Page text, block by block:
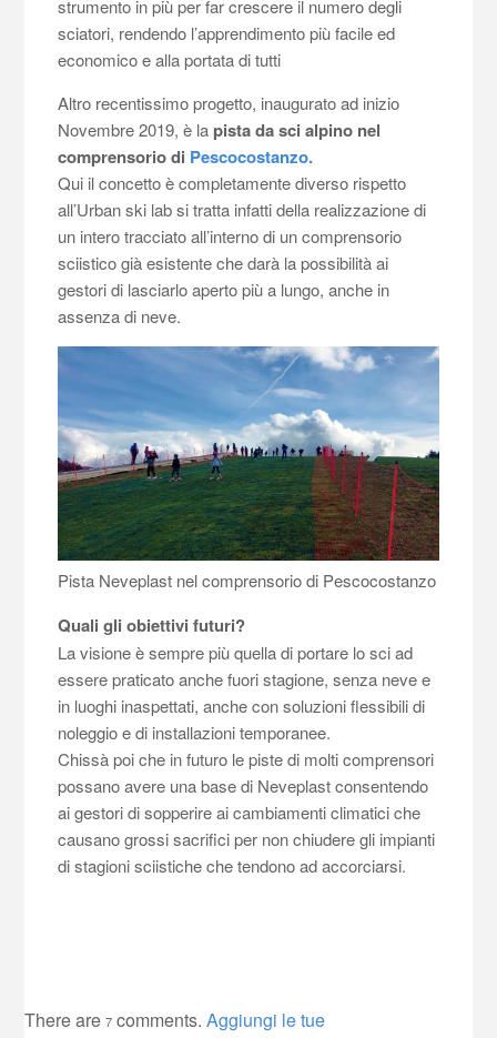
strumento in più per far crescere il numero degli
sciatori, rendendo l’apprendimento più facile ed
economico e alla portata di tutti
Altro recentissimo progetto, inaugurato ad inizio
Novembre 2019, è la pista da sci alpino nel
comprensorio di Pescocostanzo.
Qui il concetto è completamente diverso rispetto
all’Urban ski lab si tratta infatti della realizzazione di
un intero tracciato all’interno di un comprensorio
sciistico già esistente che darà la possibilità ai
gestori di lasciarlo aperto più a lungo, anche in
assenza di neve.
Pista Neveplast nel comprensorio di Pescocostanzo
Quali gli obiettivi futuri?
La visione è sempre più quella di portare lo sci ad
essere praticato anche fuori stagione, senza neve e
in luoghi inaspettati, anche con soluzioni flessibili di
noleggio e di installazioni temporanee.
Chissà poi che in futuro le piste di molti comprensori
possano avere una base di Neveplast consentendo
ai gestori di sopperire ai cambiamenti climatici che
causano grossi sacrifici per non chiudere gli impianti
di stagioni sciistiche che tendono ad accorciarsi.
There are7 comments.Aggiungi le tue